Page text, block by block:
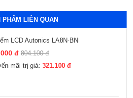
PHẨM LIÊN QUAN
LCD Autonics LA8N-BN
đ 804.100 đ
mãi trị giá:321.100 đ